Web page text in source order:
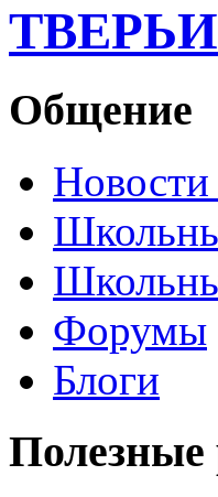
Общение
Форумы
Блоги
Полезные